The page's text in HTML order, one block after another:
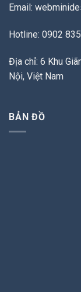
Email:
Hotline: 0902
Địa chỉ: 6 Khu
Nội, Việt Nam
BẢN ĐỒ